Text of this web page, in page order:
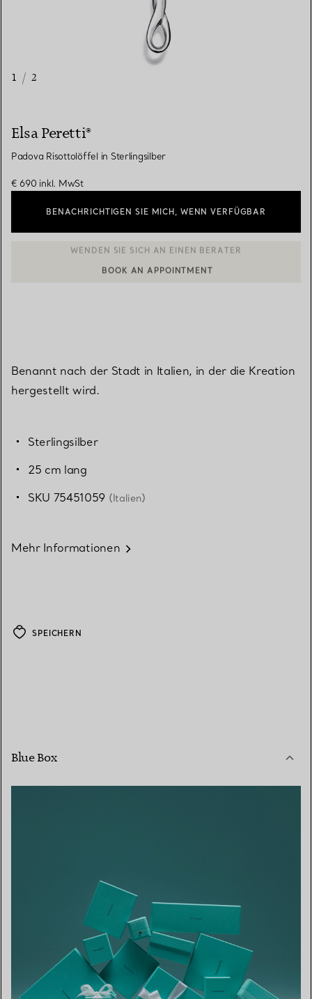
1 / 2
Elsa Peretti®
Padova Risottolöffel in Sterlingsilber
€ 690 inkl. MwSt
BENACHRICHTIGEN SIE MICH, WENN VERFÜGBAR
EINEN KUNDENBERATER KONTAKTIEREN ODER EINEN
Benannt nach der Stadt in Italien, in der die Kreation
hergestellt wird.
Sterlingsilber
25 cm lang
SKU 75451059 (Italien)
Mehr Informationen
SPEICHERN
Blue Box